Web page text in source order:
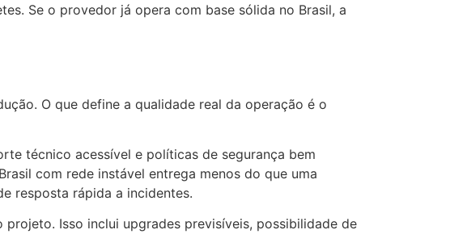
Se o provedor já opera com base sólida no Brasil, a
O que define a qualidade real da operação é o
técnico acessível e políticas de segurança bem
com rede instável entrega menos do que uma
resposta rápida a incidentes.
Isso inclui upgrades previsíveis, possibilidade de